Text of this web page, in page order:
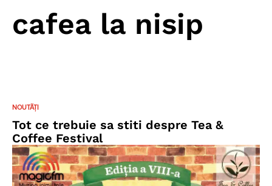
cafea la nisip
NOUTĂȚI
Tot ce trebuie sa stiti despre Tea &
Coffee Festival